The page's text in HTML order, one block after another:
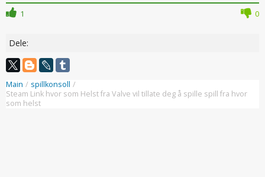
1 0
Dele:
Main / spillkonsoll /
Steam Link hvor som Helst fra Valve vil tillate deg å spille spill fra hvor
som helst